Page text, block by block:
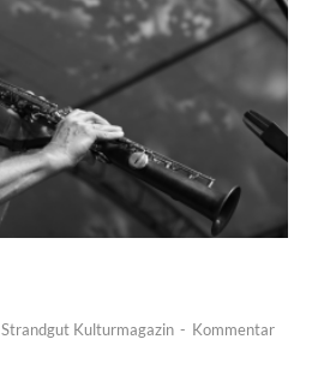
Strandgut Kulturmagazin - Kommentar